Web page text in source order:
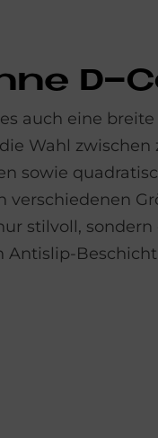
D-
auch eine
Wahl zwischen
sowie
verschiedenen
stilvoll,
Antislip-